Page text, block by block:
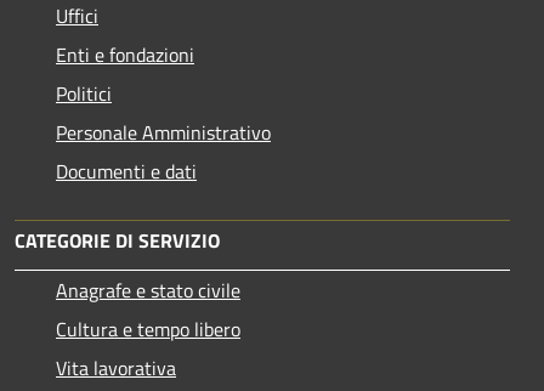
Uffici
Enti e fondazioni
Politici
Personale Amministrativo
Documenti e dati
CATEGORIE DI SERVIZIO
Anagrafe e stato civile
Cultura e tempo libero
Vita lavorativa